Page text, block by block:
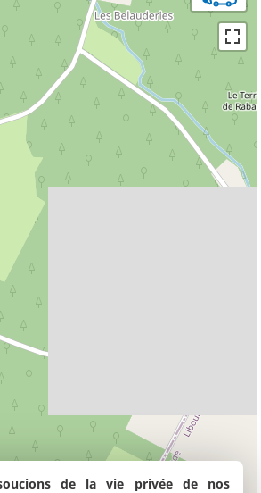
de la vie privée de nos